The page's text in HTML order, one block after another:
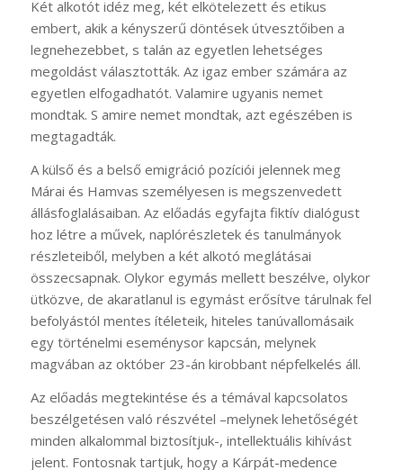
Két alkotót idéz meg, két elkötelezett és etikus
embert, akik a kényszerű döntések útvesztőiben a
legnehezebbet, s talán az egyetlen lehetséges
megoldást választották. Az igaz ember számára az
egyetlen elfogadhatót. Valamire ugyanis nemet
mondtak. S amire nemet mondtak, azt egészében is
megtagadták.
A külső és a belső emigráció pozíciói jelennek meg
Márai és Hamvas személyesen is megszenvedett
állásfoglalásaiban. Az előadás egyfajta fiktív dialógust
hoz létre a művek, naplórészletek és tanulmányok
részleteiből, melyben a két alkotó meglátásai
összecsapnak. Olykor egymás mellett beszélve, olykor
ütközve, de akaratlanul is egymást erősítve tárulnak fel
befolyástól mentes ítéleteik, hiteles tanúvallomásaik
egy történelmi eseménysor kapcsán, melynek
magvában az október 23-án kirobbant népfelkelés áll.
Az előadás megtekintése és a témával kapcsolatos
beszélgetésen való részvétel –melynek lehetőségét
minden alkalommal biztosítjuk-, intellektuális kihívást
jelent. Fontosnak tartjuk, hogy a Kárpát-medence